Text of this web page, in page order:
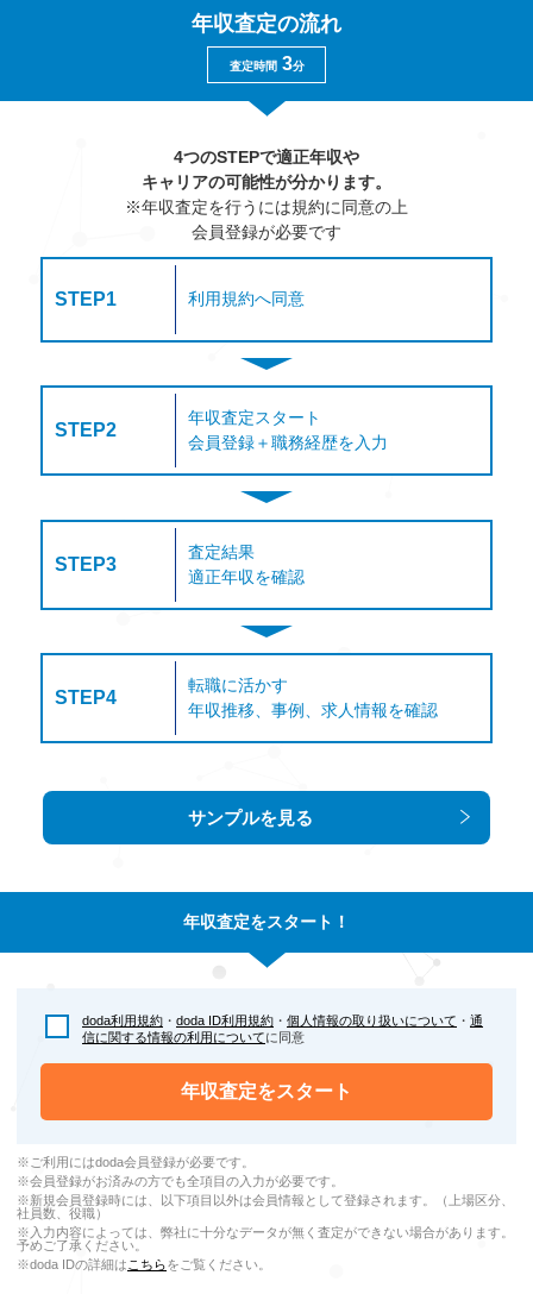
年収査定の流れ
査定時間 3分
4つのSTEPで適正年収や
キャリアの可能性が分かります。
※年収査定を行うには規約に同意の上
会員登録が必要です
STEP1 利用規約へ同意
STEP2
年収査定スタート
会員登録＋職務経歴を入力
STEP3
査定結果
適正年収を確認
STEP4
転職に活かす
年収推移、事例、求人情報を確認
サンプルを見る
年収査定をスタート！
doda利用規約 ・ doda ID利用規約 ・ 個人情報の取り扱いについて ・ 通
信に関する情報の利用についてに同意
年収査定をスタート
※ご利用にはdoda会員登録が必要です。
※会員登録がお済みの方でも全項目の入力が必要です。
※新規会員登録時には、以下項目以外は会員情報として登録されます。（上場区分、
社員数、役職）
※入力内容によっては、弊社に十分なデータが無く査定ができない場合があります。
予めご了承ください。
※doda IDの詳細は こちらをご覧ください。